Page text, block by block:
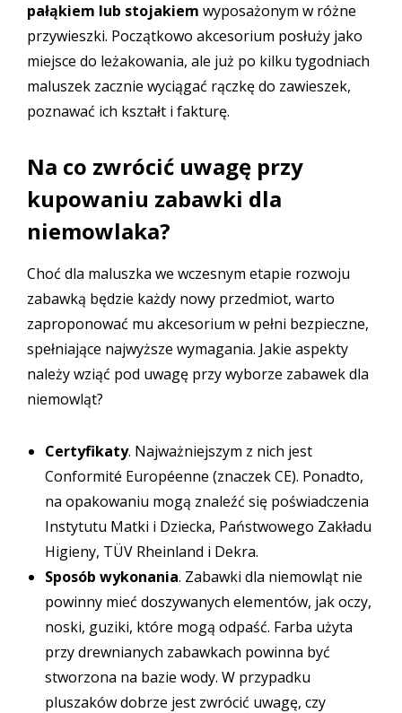
pałąkiem lub stojakiem wyposażonym w różne
przywieszki. Początkowo akcesorium posłuży jako
miejsce do leżakowania, ale już po kilku tygodniach
maluszek zacznie wyciągać rączkę do zawieszek,
poznawać ich kształt i fakturę.
Na co zwrócić uwagę przy
kupowaniu zabawki dla
niemowlaka?
Choć dla maluszka we wczesnym etapie rozwoju
zabawką będzie każdy nowy przedmiot, warto
zaproponować mu akcesorium w pełni bezpieczne,
spełniające najwyższe wymagania. Jakie aspekty
należy wziąć pod uwagę przy wyborze zabawek dla
niemowląt?
Certyfikaty. Najważniejszym z nich jest
Conformité Européenne (znaczek CE). Ponadto,
na opakowaniu mogą znaleźć się poświadczenia
Instytutu Matki i Dziecka, Państwowego Zakładu
Higieny, TÜV Rheinland i Dekra.
Sposób wykonania. Zabawki dla niemowląt nie
powinny mieć doszywanych elementów, jak oczy,
noski, guziki, które mogą odpaść. Farba użyta
przy drewnianych zabawkach powinna być
stworzona na bazie wody. W przypadku
pluszaków dobrze jest zwrócić uwagę, czy